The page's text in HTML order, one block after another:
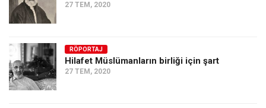
27 TEM, 2020
RÖPORTAJ
Hilafet Müslümanların birliği için şart
27 TEM, 2020